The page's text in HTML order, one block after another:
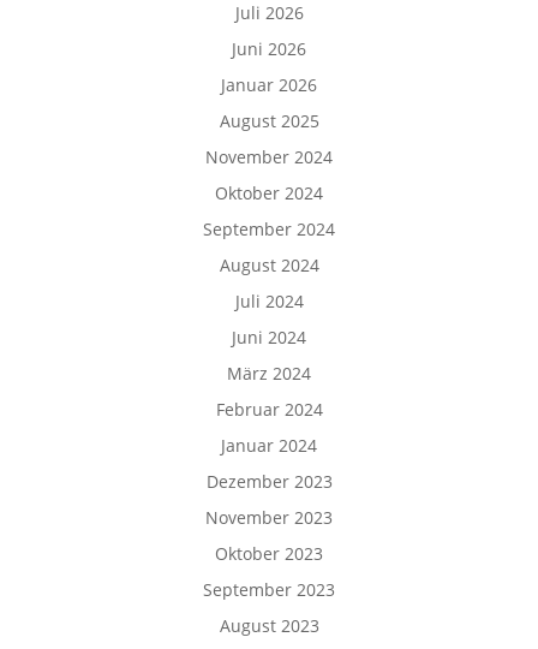
Juli 2026
Juni 2026
Januar 2026
August 2025
November 2024
Oktober 2024
September 2024
August 2024
Juli 2024
Juni 2024
März 2024
Februar 2024
Januar 2024
Dezember 2023
November 2023
Oktober 2023
September 2023
August 2023